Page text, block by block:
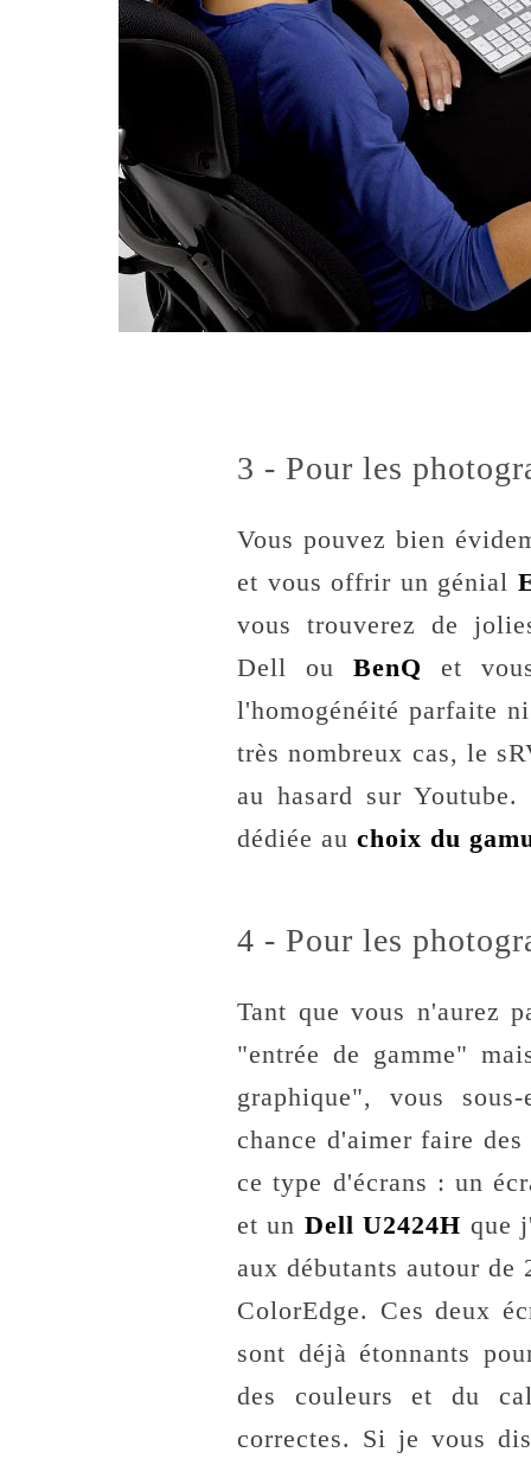
3 - Pour les
Vous pouvez bien
et vous offrir un génial
vous trouverez de
Dell ou BenQ et
l'homogénéité parfaite
très nombreux cas, le
au hasard sur
dédiée au choix du
4 - Pour les
Tant que vous n'aurez
"entrée de gamme"
graphique", vous
chance d'aimer faire
ce type d'écrans : un
et un Dell U2424H que
aux débutants autour de
ColorEdge. Ces deux
sont déjà étonnants
des couleurs et du
correctes. Si je vous